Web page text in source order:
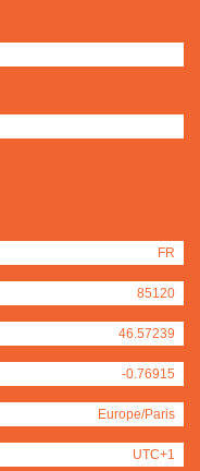
FR
85120
46.57239
-0.76915
Europe/Paris
UTC+1